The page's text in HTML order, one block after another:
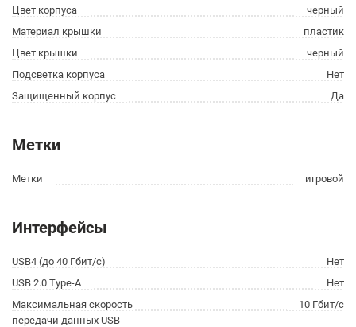
Цвет корпуса
черный
Материал крышки
пластик
Цвет крышки
черный
Подсветка корпуса
Нет
Защищенный корпус
Да
Метки
Метки игровой
Интерфейсы
USB4 (до 40 Гбит/с)
Нет
USB 2.0 Type-A
Нет
Максимальная скорость
передачи данных USB
10 Гбит/с